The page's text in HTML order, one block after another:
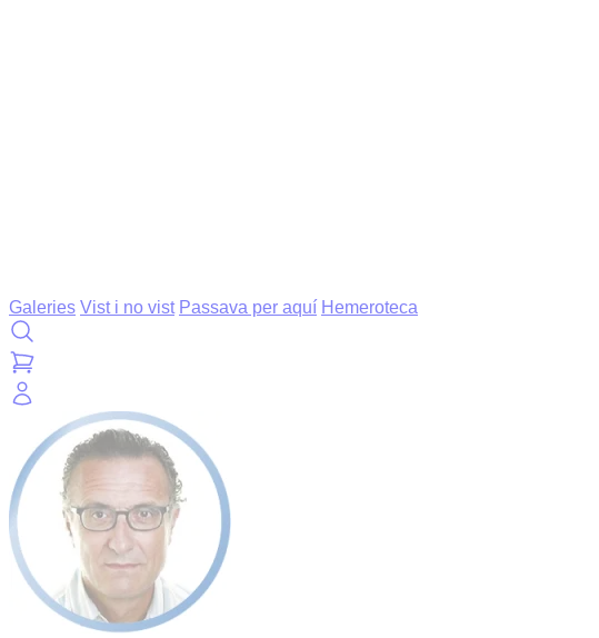
Galeries Vist i no vist Passava per aquí Hemeroteca